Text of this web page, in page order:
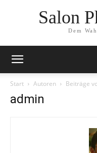
Salon
Dem
Start Autoren Beiträge
admin